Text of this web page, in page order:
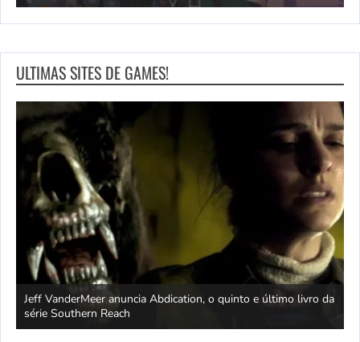
ULTIMAS SITES DE GAMES!
Jeff VanderMeer anuncia Abdication, o quinto e último livro da
série Southern Reach